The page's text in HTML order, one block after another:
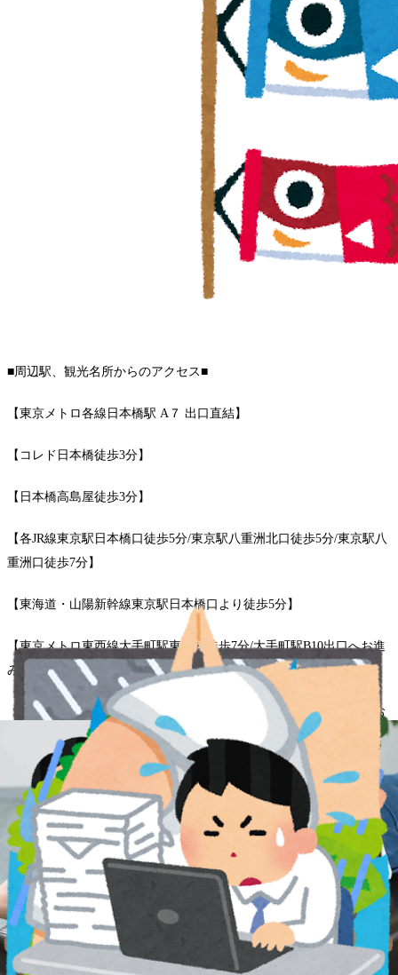
■周辺駅、観光名所からのアクセス■
【東京メトロ各線日本橋駅 A７ 出口直結】
【コレド日本橋徒歩3分】
【日本橋高島屋徒歩3分】
【各JR線東京駅日本橋口徒歩5分/東京駅八重洲北口徒歩5分/東京駅八
重洲口徒歩7分】
【東海道・山陽新幹線東京駅日本橋口より徒歩5分】
【東京メトロ東西線大手町駅東改札徒歩7分/大手町駅B10出口へお進
み下さい】
【東京メトロ丸の内線大手町駅東改札徒歩7分/大手町駅B10出口へお
進み下さい】
【東京メトロ半蔵門線大手町駅東改札徒歩7分/大手町駅B10出口へお
進み下さい】
【東京メトロ千代田線大手町駅東改札徒歩7分/大手町駅B10出口へお
進み下さい】
【東京メトロ銀座線三越前駅A4出口徒歩4分】
【東京メトロ半蔵門線三越前駅A4出口徒歩4分】